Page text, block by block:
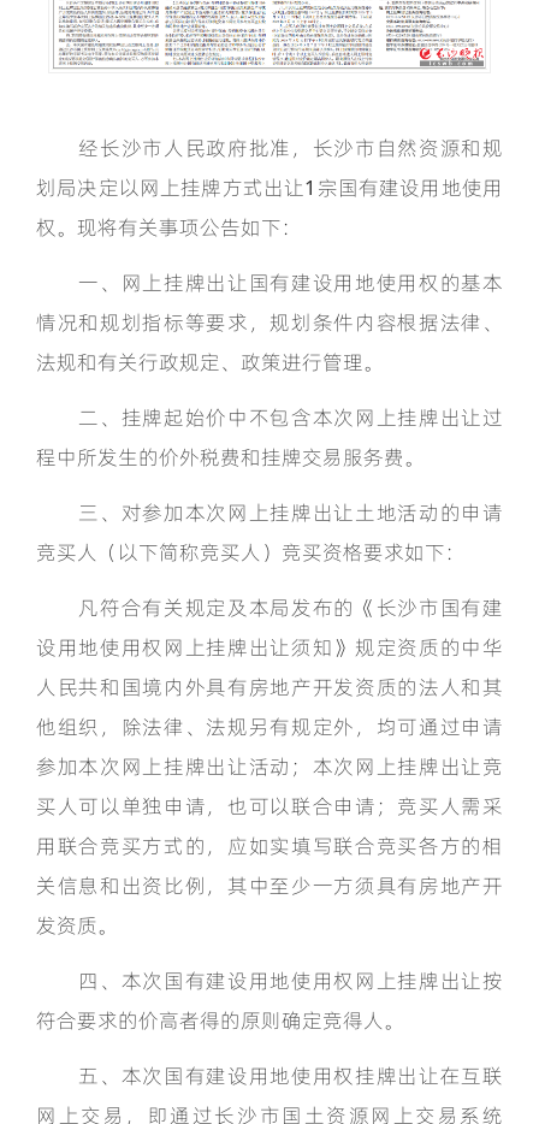
经长沙市人民政府批准，长沙市自然资源和规
划局决定以网上挂牌方式出让1宗国有建设用地使用
权。现将有关事项公告如下：
一、网上挂牌出让国有建设用地使用权的基本
情况和规划指标等要求，规划条件内容根据法律、
法规和有关行政规定、政策进行管理。
二、挂牌起始价中不包含本次网上挂牌出让过
程中所发生的价外税费和挂牌交易服务费。
三、对参加本次网上挂牌出让土地活动的申请
竞买人（以下简称竞买人）竞买资格要求如下：
凡符合有关规定及本局发布的《长沙市国有建
设用地使用权网上挂牌出让须知》规定资质的中华
人民共和国境内外具有房地产开发资质的法人和其
他组织，除法律、法规另有规定外，均可通过申请
参加本次网上挂牌出让活动；本次网上挂牌出让竞
买人可以单独申请，也可以联合申请；竞买人需采
用联合竞买方式的，应如实填写联合竞买各方的相
关信息和出资比例，其中至少一方须具有房地产开
发资质。
四、本次国有建设用地使用权网上挂牌出让按
符合要求的价高者得的原则确定竞得人。
五、本次国有建设用地使用权挂牌出让在互联
网上交易，即通过长沙市国土资源网上交易系统